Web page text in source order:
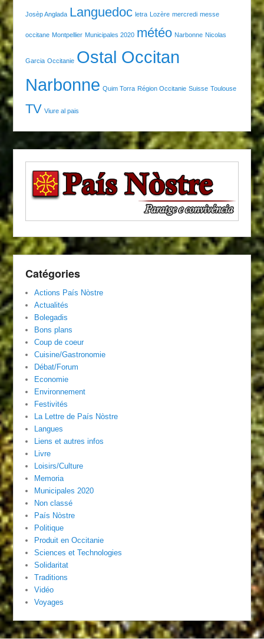
Josèp Anglada Languedoc letra Lozère mercredi messe
occitane Montpellier Municipales 2020 météo Narbonne Nicolas
Garcia Occitanie Ostal Occitan
Narbonne Quim Torra Région Occitanie Suisse Toulouse
TV Viure al pais
Catégories
Actions País Nòstre
Actualités
Bolegadis
Bons plans
Coup de coeur
Cuisine/Gastronomie
Débat/Forum
Economie
Environnement
Festivités
La Lettre de País Nòstre
Langues
Liens et autres infos
Livre
Loisirs/Culture
Memoria
Municipales 2020
Non classé
País Nòstre
Politique
Produit en Occitanie
Sciences et Technologies
Solidaritat
Traditions
Vidéo
Voyages